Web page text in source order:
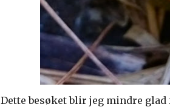
Dette besøket blir jeg mindre glad